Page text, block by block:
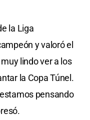
la Liga
y valoró el
lindo ver a los
la Copa Túnel.
pensando